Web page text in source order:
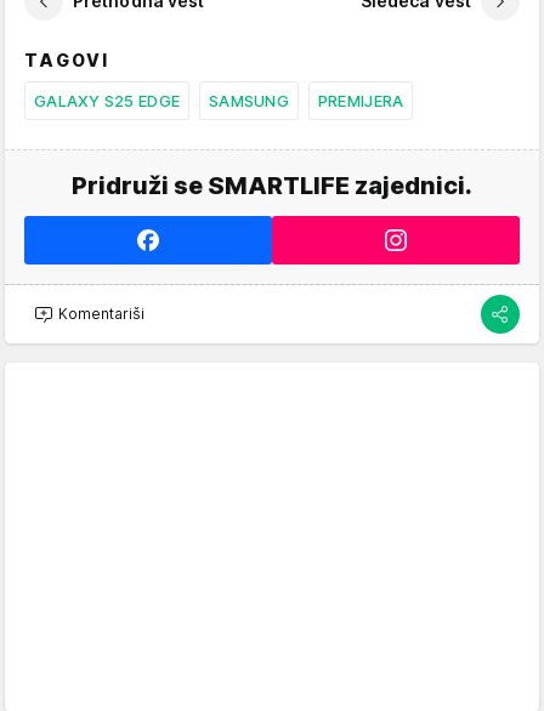
TAGOVI
GALAXY S25 EDGE SAMSUNG PREMIJERA
Pridruži se SMARTLIFE zajednici.
Komentariši